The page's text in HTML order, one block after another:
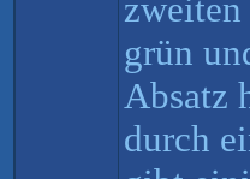
grün
Absatz
durch